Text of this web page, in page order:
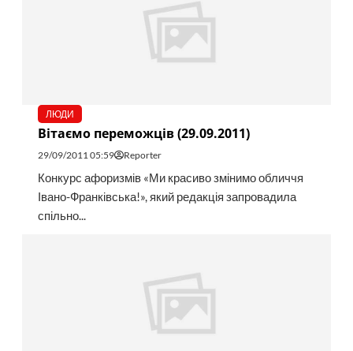
ЛЮДИ
Вітаємо переможців (29.09.2011)
29/09/2011 05:59 Reporter
Конкурс афоризмів «Ми красиво змінимо обличчя
Івано-Франківська!», який редакція запровадила
спільно...